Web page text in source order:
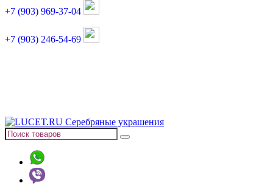
+7 (903) 969-37-04
+7 (903) 246-54-69